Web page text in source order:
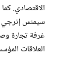
الاقتصادي.
سيمنس إنرجي
غرفة تجارة
العلاقات